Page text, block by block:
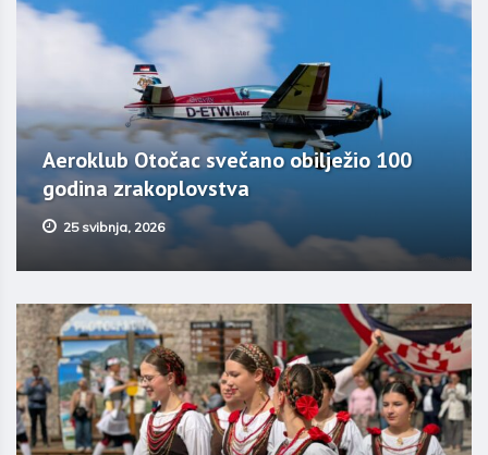
Aeroklub Otočac svečano obilježio 100
godina zrakoplovstva
25 svibnja, 2026